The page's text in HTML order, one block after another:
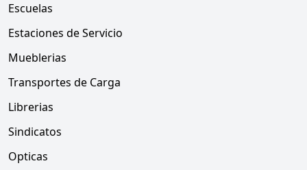
Escuelas
Estaciones de Servicio
Mueblerias
Transportes de Carga
Librerias
Sindicatos
Opticas